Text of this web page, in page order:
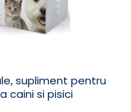
supliment pentru
caini si pisici